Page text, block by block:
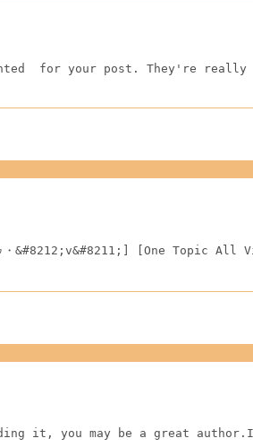
for your post. They're
&#8212;v&#8211;] [One Topic
it, you may be a great